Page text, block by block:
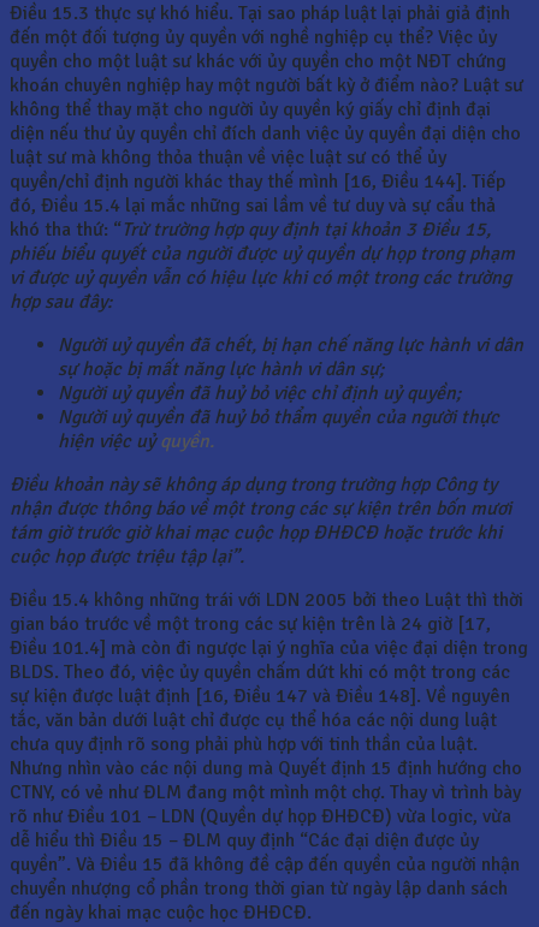
Điều 15.3 thực sự khó hiểu. Tại sao pháp luật lại phải giả định
đến một đối tượng ủy quyền với nghề nghiệp cụ thể? Việc ủy
quyền cho một luật sư khác với ủy quyền cho một NĐT chứng
khoán chuyên nghiệp hay một người bất kỳ ở điểm nào? Luật sư
không thể thay mặt cho người ủy quyền ký giấy chỉ định đại
diện nếu thư ủy quyền chỉ đích danh việc ủy quyền đại diện cho
luật sư mà không thỏa thuận về việc luật sư có thể ủy
quyền/chỉ định người khác thay thế mình [16, Điều 144]. Tiếp
đó, Điều 15.4 lại mắc những sai lầm về tư duy và sự cẩu thả
khó tha thứ: “Trừ trường hợp quy định tạikhoản 3 Điều 15,
phiếu biểu quyết của người được uỷ quyền dự họp trong phạm
vi được uỷ quyền vẫn có hiệu lực khi có một trong các trường
hợp sau đây:
Người uỷ quyền đã chết, bị hạn chế năng lực hành vi dân
sự hoặc bị mất năng lực hành vi dân sự;
Người uỷ quyền đã huỷ bỏ việc chỉ định uỷ quyền;
Người uỷ quyền đã huỷ bỏ thẩm quyền của người thực
hiện việc uỷ quyền.
Điều khoản này sẽ không áp dụng trong trường hợp Công ty
nhận được thông báo về một trong các sự kiện trên bốn mươi
tám giờ trước giờ khai mạc cuộc họp ĐHĐCĐ hoặc trước khi
cuộc họp được triệu tập lại”.
Điều 15.4 không những trái với LDN 2005 bởi theo Luật thì thời
gian báo trước về một trong các sự kiện trên là 24 giờ [17,
Điều 101.4] mà còn đi ngược lại ý nghĩa của việc đại diện trong
BLDS. Theo đó, việc ủy quyền chấm dứt khi có một trong các
sự kiện được luật định [16, Điều 147 và Điều 148]. Về nguyên
tắc, văn bản dưới luật chỉ được cụ thể hóa các nội dung luật
chưa quy định rõ song phải phù hợp với tinh thần của luật.
Nhưng nhìn vào các nội dung mà Quyết định 15 định hướng cho
CTNY, có vẻ như ĐLM đang một mình một chợ. Thay vì trình bày
rõ như Điều 101 – LDN (Quyền dự họp ĐHĐCĐ) vừa logic, vừa
dễ hiểu thì Điều 15 – ĐLM quy định “Các đại diện được ủy
quyền”. Và Điều 15 đã không đề cập đến quyền của người nhận
chuyển nhượng cổ phần trong thời gian từ ngày lập danh sách
đến ngày khai mạc cuộc học ĐHĐCĐ.